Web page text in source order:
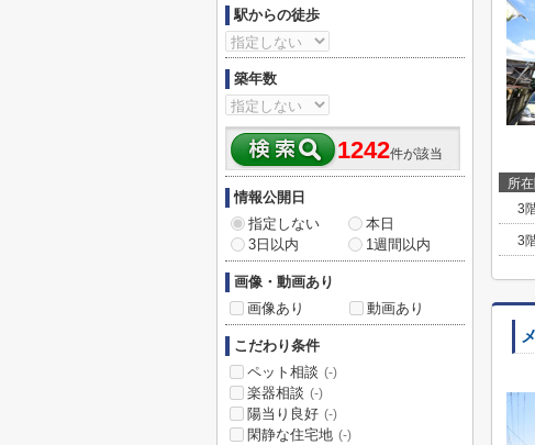
所
3
3
駅からの徒歩
築年数
1242件が該当
情報公開日
指定しない
本日
3日以内
1週間以内
画像・動画あり
画像あり
動画あり
こだわり条件
ペット相談 (-)
楽器相談 (-)
陽当り良好 (-)
閑静な住宅地 (-)